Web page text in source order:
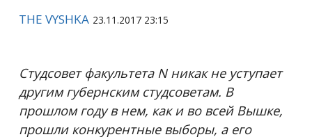
THE VYSHKA 23.11.2017 23:15
Студсовет факультета N никак не уступает
другим губернским студсоветам. В
прошлом году в нем, как и во всей Вышке,
прошли конкурентные выборы, а его